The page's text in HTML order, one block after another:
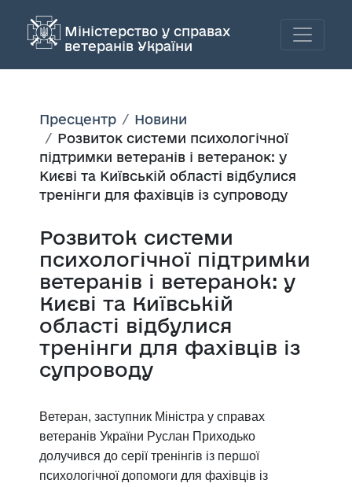
Міністерство у справах
ветеранів України
Пресцентр
Новини
Розвиток системи психологічної
підтримки ветеранів і ветеранок: у
Києві та Київській області відбулися
тренінги для фахівців із супроводу
Розвиток системи
психологічної підтримки
ветеранів і ветеранок: у
Києві та Київській
області відбулися
тренінги для фахівців із
супроводу
Ветеран, заступник Міністра у справах
ветеранів України Руслан Приходько
долучився до серії тренінгів із першої
психологічної допомоги для фахівців із